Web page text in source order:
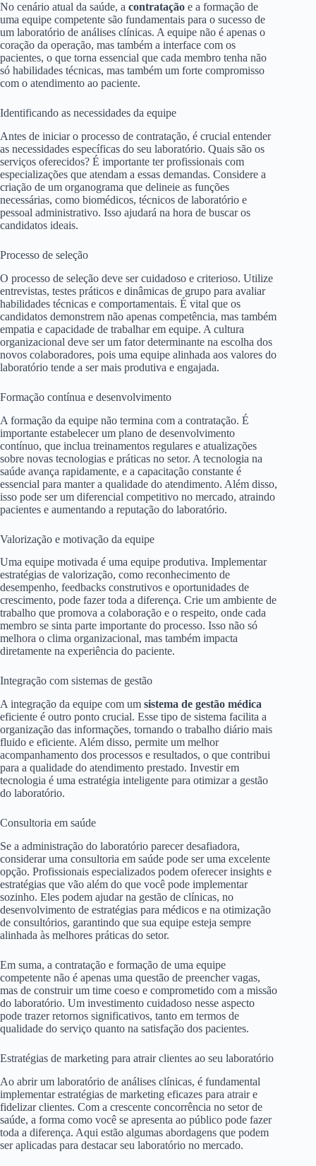
No cenário atual da saúde, a contratação e a formação de
uma equipe competente são fundamentais para o sucesso de
um laboratório de análises clínicas. A equipe não é apenas o
coração da operação, mas também a interface com os
pacientes, o que torna essencial que cada membro tenha não
só habilidades técnicas, mas também um forte compromisso
com o atendimento ao paciente.
Identificando as necessidades da equipe
Antes de iniciar o processo de contratação, é crucial entender
as necessidades específicas do seu laboratório. Quais são os
serviços oferecidos? É importante ter profissionais com
especializações que atendam a essas demandas. Considere a
criação de um organograma que delineie as funções
necessárias, como biomédicos, técnicos de laboratório e
pessoal administrativo. Isso ajudará na hora de buscar os
candidatos ideais.
Processo de seleção
O processo de seleção deve ser cuidadoso e criterioso. Utilize
entrevistas, testes práticos e dinâmicas de grupo para avaliar
habilidades técnicas e comportamentais. É vital que os
candidatos demonstrem não apenas competência, mas também
empatia e capacidade de trabalhar em equipe. A cultura
organizacional deve ser um fator determinante na escolha dos
novos colaboradores, pois uma equipe alinhada aos valores do
laboratório tende a ser mais produtiva e engajada.
Formação contínua e desenvolvimento
A formação da equipe não termina com a contratação. É
importante estabelecer um plano de desenvolvimento
contínuo, que inclua treinamentos regulares e atualizações
sobre novas tecnologias e práticas no setor. A tecnologia na
saúde avança rapidamente, e a capacitação constante é
essencial para manter a qualidade do atendimento. Além disso,
isso pode ser um diferencial competitivo no mercado, atraindo
pacientes e aumentando a reputação do laboratório.
Valorização e motivação da equipe
Uma equipe motivada é uma equipe produtiva. Implementar
estratégias de valorização, como reconhecimento de
desempenho, feedbacks construtivos e oportunidades de
crescimento, pode fazer toda a diferença. Crie um ambiente de
trabalho que promova a colaboração e o respeito, onde cada
membro se sinta parte importante do processo. Isso não só
melhora o clima organizacional, mas também impacta
diretamente na experiência do paciente.
Integração com sistemas de gestão
A integração da equipe com um sistema de gestão médica
eficiente é outro ponto crucial. Esse tipo de sistema facilita a
organização das informações, tornando o trabalho diário mais
fluido e eficiente. Além disso, permite um melhor
acompanhamento dos processos e resultados, o que contribui
para a qualidade do atendimento prestado. Investir em
tecnologia é uma estratégia inteligente para otimizar a gestão
do laboratório.
Consultoria em saúde
Se a administração do laboratório parecer desafiadora,
considerar uma consultoria em saúde pode ser uma excelente
opção. Profissionais especializados podem oferecer insights e
estratégias que vão além do que você pode implementar
sozinho. Eles podem ajudar na gestão de clínicas, no
desenvolvimento de estratégias para médicos e na otimização
de consultórios, garantindo que sua equipe esteja sempre
alinhada às melhores práticas do setor.
Em suma, a contratação e formação de uma equipe
competente não é apenas uma questão de preencher vagas,
mas de construir um time coeso e comprometido com a missão
do laboratório. Um investimento cuidadoso nesse aspecto
pode trazer retornos significativos, tanto em termos de
qualidade do serviço quanto na satisfação dos pacientes.
Estratégias de marketing para atrair clientes ao seu laboratório
Ao abrir um laboratório de análises clínicas, é fundamental
implementar estratégias de marketing eficazes para atrair e
fidelizar clientes. Com a crescente concorrência no setor de
saúde, a forma como você se apresenta ao público pode fazer
toda a diferença. Aqui estão algumas abordagens que podem
ser aplicadas para destacar seu laboratório no mercado.